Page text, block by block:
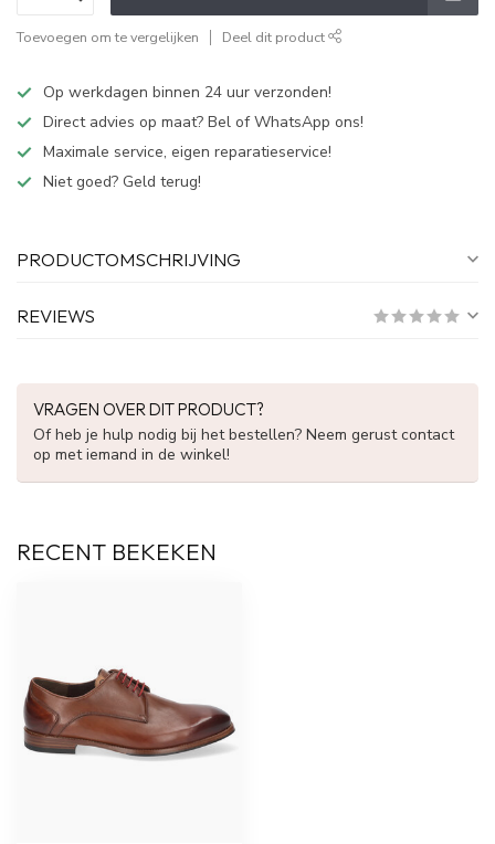
Toevoegen om te vergelijken Deel dit product
Op werkdagen binnen 24 uur verzonden!
Direct advies op maat? Bel of WhatsApp ons!
Maximale service, eigen reparatieservice!
Niet goed? Geld terug!
PRODUCTOMSCHRIJVING
REVIEWS
VRAGEN OVER DIT PRODUCT?
Of heb je hulp nodig bij het bestellen? Neem gerust contact
op met iemand in de winkel!
RECENT BEKEKEN